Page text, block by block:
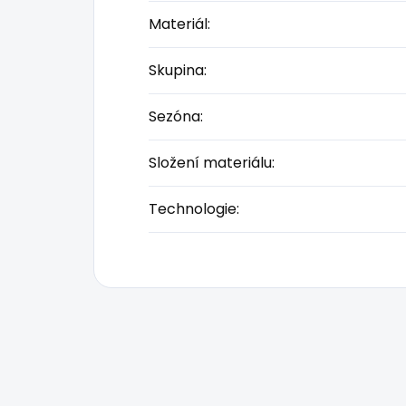
Materiál:
Skupina:
Sezóna:
Složení materiálu:
Technologie: